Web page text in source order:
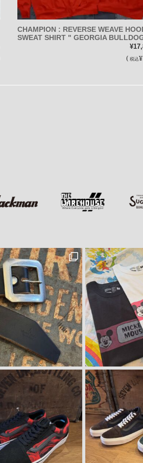
CHAMPION : REVERSE WEAVE
SWEAT SHIRT " GEORGIA
( 税込